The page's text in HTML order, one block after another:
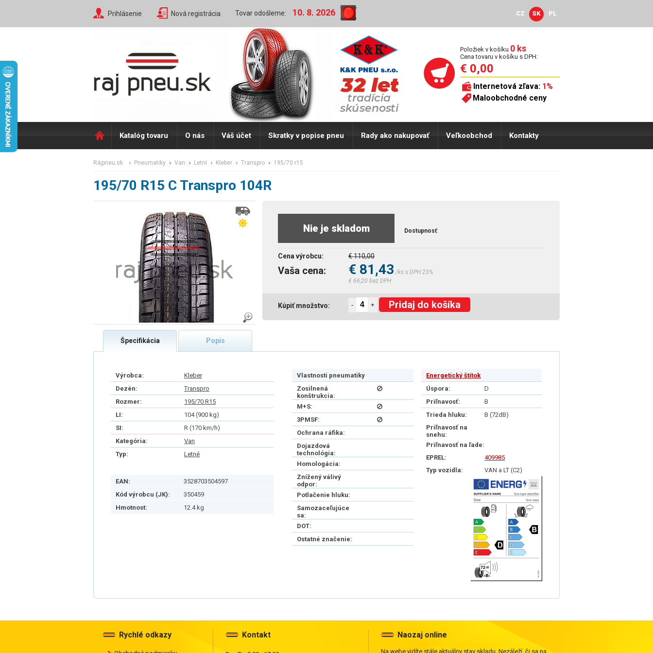
Prihlásenie Nová registrácia Tovar odošleme: 10. 8. 2026 CZ SK PL
Položiek v košíku 0 ks
Cena tovaru v košíku s DPH:
€ 0,00
Internetová zľava: 1%
Maloobchodné ceny
Katalóg tovaru O nás Váš účet Skratky v popise pneu Rady ako nakupovať Veľkoobchod Kontakty
rájpneu.sk pneumatiky van letní kleber transpro 195/70 r15
195/70 R15 C Transpro 104R
Nie je skladom Dostupnosť:
Cena výrobcu: € 110,00
Vaša cena: € 81,43 /ks s DPH 23%
€ 66,20 bez DPH
Kúpiť množstvo: - + Pridaj do košíka
Špecifikácia Popis
Výrobca:
Kleber
Dezén:
Transpro
Rozmer:
195/70 R15
LI:
104 (900 kg)
SI:
R (170 km/h)
Kategória:
Van
Typ:
Letné
EAN:
3528703504597
Kód výrobcu (JK):
350459
Hmotnost:
12.4 kg
Vlastnosti pneumatiky
Zosilnená
konštrukcia:
M+S:
3PMSF:
Ochrana ráfika:
Dojazdová
technológia:
Homologácia:
Znížený válivý
odpor:
Potlačenie hluku:
Samozaceľujúce
sa:
DOT:
Ostatné značenie:
Energetický štítok
Úspora:
D
Priľnavosť:
B
Trieda hluku:
B (72dB)
Priľnavosť na
snehu:
Priľnavosť na ľade:
EPREL:
409985
Typ vozidla:
VAN a LT (C2)
Rychlé odkazy Kontakt Naozaj online
Na webe vidíte stále aktuálny stav skladu. Nezáleží, či sa na